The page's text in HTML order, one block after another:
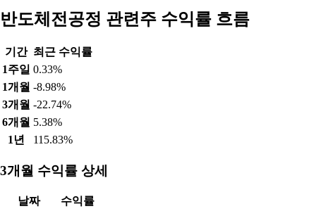
반도체전공정 관련주 수익률 흐름
기간 최근 수익률
1주일 0.33%
1개월 -8.98%
3개월 -22.74%
6개월 5.38%
1년
115.83%
3개월 수익률 상세
날짜
수익률